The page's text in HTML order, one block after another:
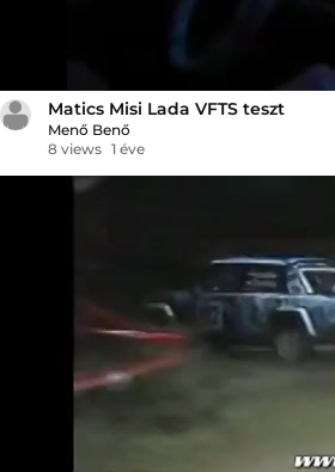
Matics Misi Lada VFTS teszt
Menő Benő
8 views 1 éve